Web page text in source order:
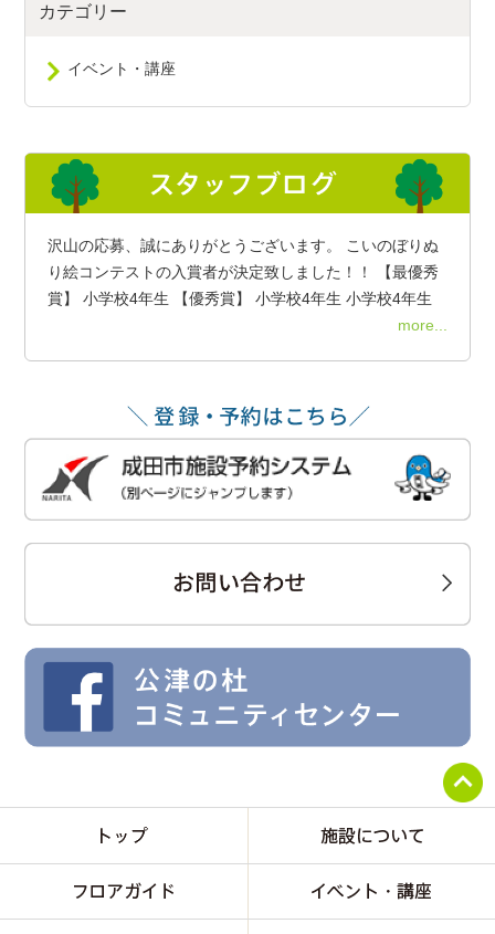
カテゴリー
イベント・講座
沢山の応募、誠にありがとうございます。 こいのぼりぬ
り絵コンテストの入賞者が決定致しました！！ 【最優秀
賞】 小学校4年生 【優秀賞】 小学校4年生 小学校4年生
more...